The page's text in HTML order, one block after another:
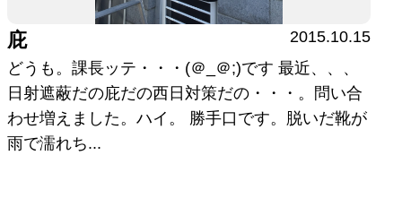
庇
2015.10.15
どうも。課長ッテ・・・(＠_＠;)です 最近、、、
日射遮蔽だの庇だの西日対策だの・・・。問い合
わせ増えました。ハイ。 勝手口です。脱いだ靴が
雨で濡れち...